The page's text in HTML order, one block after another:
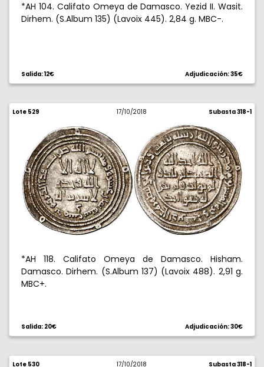
*AH 104. Califato Omeya de Damasco. Yezid II. Wasit.
Dirhem. (S.Album 135) (Lavoix 445). 2,84 g. MBC-.
Salida: 12€ Adjudicación: 35€
Lote 529 17/10/2018 Subasta 318-1
*AH 118. Califato Omeya de Damasco. Hisham.
Damasco. Dirhem. (S.Album 137) (Lavoix 488). 2,91 g.
MBC+.
Salida: 20€ Adjudicación: 30€
Lote 530 17/10/2018 Subasta 318-1